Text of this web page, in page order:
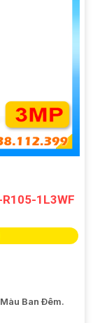
R105-1L3WF
Ban Ðêm.